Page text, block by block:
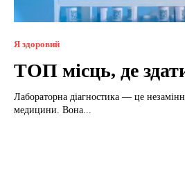
Я здоровий
ТОП місць, де
Лабораторна діагностика — це
медицини. Вона...